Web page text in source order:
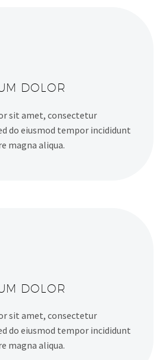
DOLOR
sit amet, consectetur
do eiusmod tempor incididunt
magna aliqua.
DOLOR
sit amet, consectetur
do eiusmod tempor incididunt
magna aliqua.